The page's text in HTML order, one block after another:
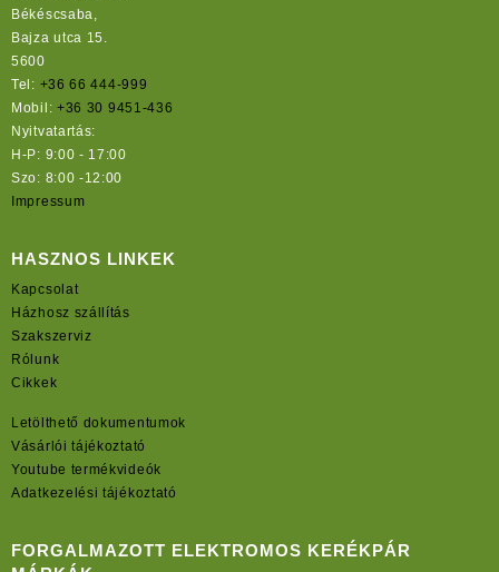
Békéscsaba,
Bajza utca 15.
5600
Tel: +36 66 444-999
Mobil: +36 30 9451-436
Nyitvatartás:
H-P: 9:00 - 17:00
Szo: 8:00 -12:00
Impressum
HASZNOS LINKEK
Kapcsolat
Házhosz szállítás
Szakszerviz
Rólunk
Cikkek
Letölthető dokumentumok
Vásárlói tájékoztató
Youtube termékvideók
Adatkezelési tájékoztató
FORGALMAZOTT ELEKTROMOS KERÉKPÁR